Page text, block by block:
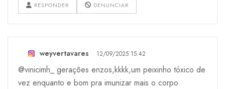
RESPONDER DENUNCIAR
weyvertavares 12/09/2025 15:42
@vinicimh_ gerações enzos,kkkk,um peixinho tóxico de
vez enquanto e bom pra imunizar mais o corpo